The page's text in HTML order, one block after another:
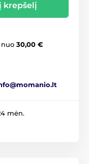
krepšelį
nuo 30,00 €
mėn.